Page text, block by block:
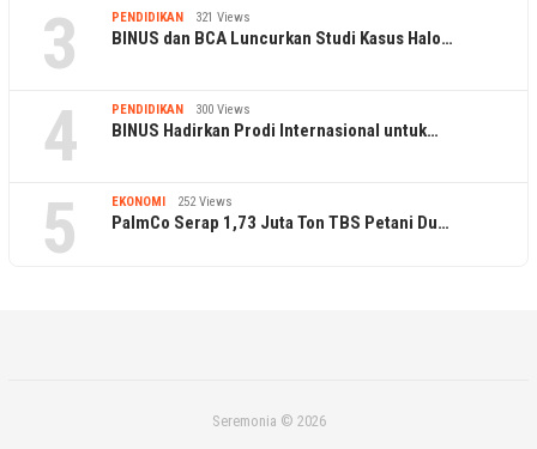
3 PENDIDIKAN 321 Views
BINUS dan BCA Luncurkan Studi Kasus Halo…
4 PENDIDIKAN 300 Views
BINUS Hadirkan Prodi Internasional untuk…
5 EKONOMI 252 Views
PalmCo Serap 1,73 Juta Ton TBS Petani Du…
Seremonia © 2026